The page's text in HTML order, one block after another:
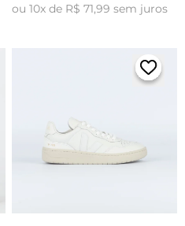
ou 10x de R$ 71,99 sem juros